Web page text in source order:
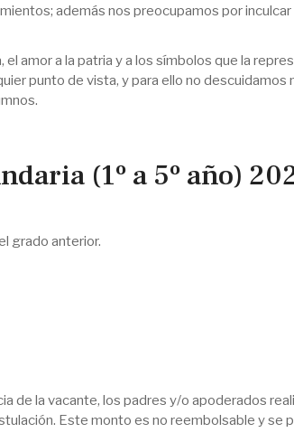
además nos preocupamos por
amor a la patria y a los símbolos que la
punto de vista, y para ello no descuidamos
(1º a 5º año)
grado anterior.
de la vacante, los padres y/o apoderados
Este monto es no reembolsable y se